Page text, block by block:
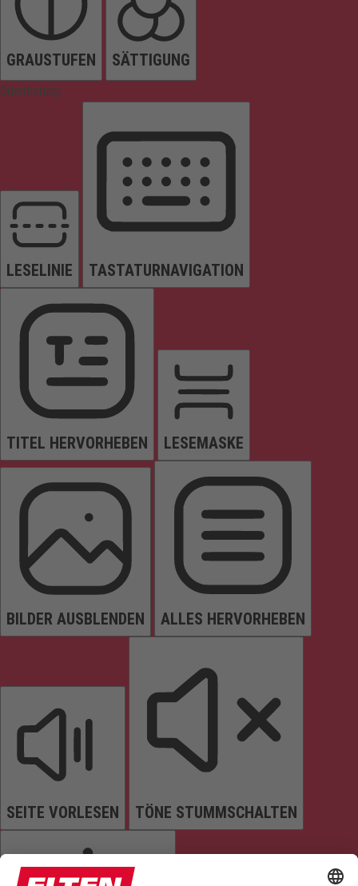
GRAUSTUFEN SÄTTIGUNG
Orientierung
LESELINIE TASTATURNAVIGATION
TITEL HERVORHEBEN LESEMASKE
BILDER AUSBLENDEN ALLES HERVORHEBEN
SEITE VORLESEN TÖNE STUMMSCHALTEN